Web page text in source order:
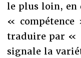
le plus loin, en
«
traduire par «
signale la